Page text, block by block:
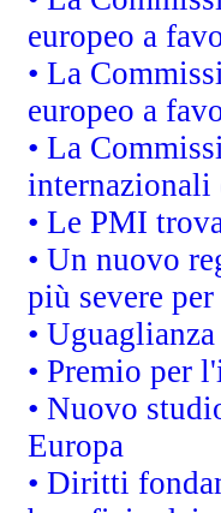
europeo a
• La
europeo a
• La
internazionali
• Le PMI
• Un nuovo
più severe
•
• Premio per
• Nuovo
Europa
• Diritti